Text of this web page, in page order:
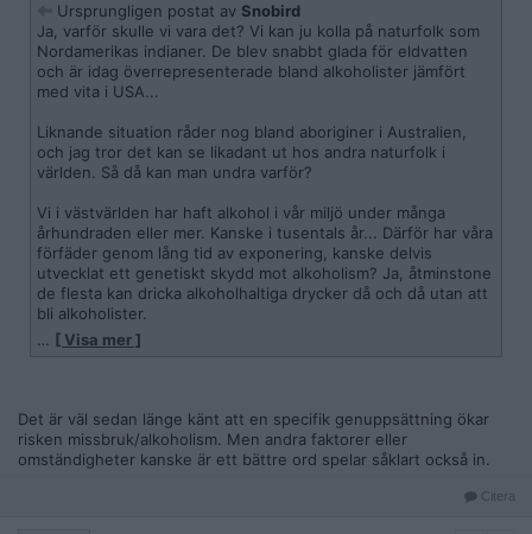
Ursprungligen postat av Snobird
Ja, varför skulle vi vara det? Vi kan ju kolla på naturfolk som
Nordamerikas indianer. De blev snabbt glada för eldvatten
och är idag överrepresenterade bland alkoholister jämfört
med vita i USA...
Liknande situation råder nog bland aboriginer i Australien,
och jag tror det kan se likadant ut hos andra naturfolk i
världen. Så då kan man undra varför?
Vi i västvärlden har haft alkohol i vår miljö under många
århundraden eller mer. Kanske i tusentals år... Därför har våra
förfäder genom lång tid av exponering, kanske delvis
utvecklat ett genetiskt skydd mot alkoholism? Ja, åtminstone
de flesta kan dricka alkoholhaltiga drycker då och då utan att
bli alkoholister.
Indianer i Nordamerika och andra naturfolk, har bara haft
har?
Det finns säkert andra faktorer som påverkar
överrepresentation av alkoholism bland naturfolk... Men
detta med att alkohol funnits i vår miljö så länge att vi delvis
… [ Visa mer ]
Det är väl sedan länge känt att en specifik genuppsättning ökar
risken missbruk/alkoholism. Men andra faktorer eller
omständigheter kanske är ett bättre ord spelar såklart också in.
Citera